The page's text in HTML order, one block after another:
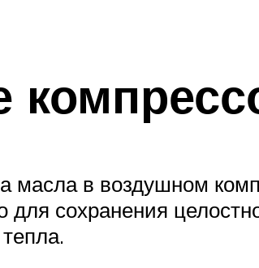
масла в воздушном
сохранения